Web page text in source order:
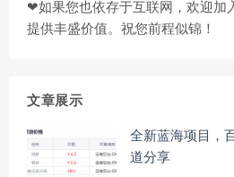
❤如果您也依存于互联网，欢迎加
提供丰盛价值。祝您前程似锦！
文章展示
全新蓝海项目，
道分享